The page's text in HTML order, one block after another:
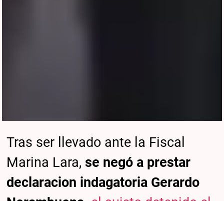
Tras ser llevado ante la Fiscal
Marina Lara,se negó a prestar
declaracion indagatoria Gerardo